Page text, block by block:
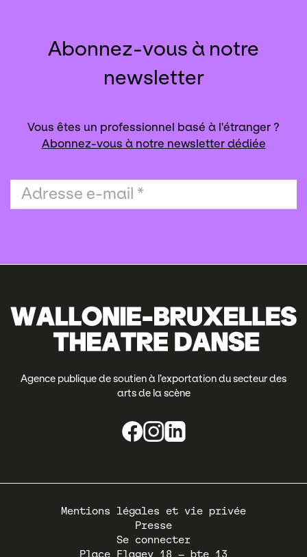
Abonnez-vous à notre
newsletter
Vous êtes un professionnel basé à l'étranger ?
Abonnez-vous à notre newsletter dédiée
Adresse e-mail *
Agence publique de soutien à l’exportation du secteur des
arts de la scène
Pied
Mentions légales et vie privée
Presse
Se connecter
Place Flagey 18 – bte 13